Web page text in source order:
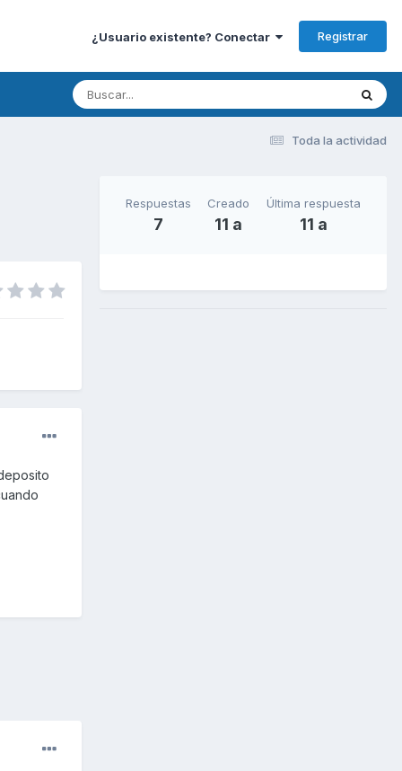
¿Usuario existente? Conectar Registrar
Toda la actividad
Respuestas
7
Creado
11 a
Última respuesta
11 a